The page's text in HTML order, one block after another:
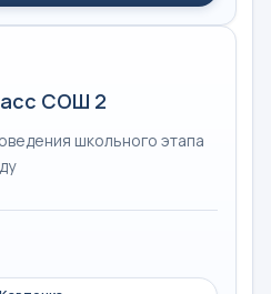
СОШ 2
школьного этапа